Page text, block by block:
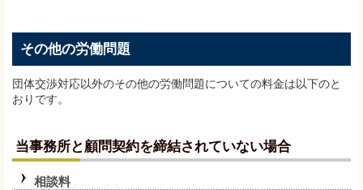
その他の労働問題
団体交渉対応以外のその他の労働問題についての料金は以下のと
おりです。
当事務所と顧問契約を締結されていない場合
相談料